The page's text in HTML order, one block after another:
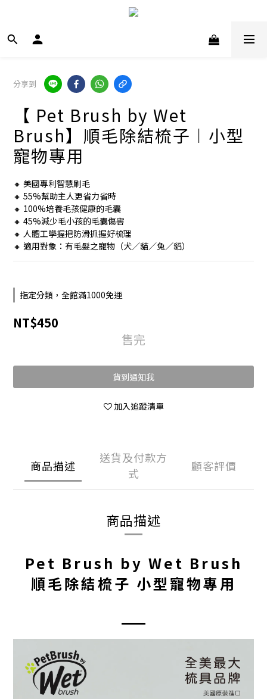
分享到
【 Pet Brush by Wet
Brush】順毛除結梳子︱小型
寵物專用
🔸 美國專利智慧刷毛
🔸 55%幫助主人更省力省時
🔸 100%培養毛孩健康的毛囊
🔸 45%減少毛小孩的毛囊傷害
🔸 人體工學握把防滑抓握好梳理
🔸 適用對象：有毛髮之寵物（犬／貓／兔／貂）
指定分類，全館滿1000免運
NT$450
售完
貨到通知我
加入追蹤清單
商品描述
送貨及付款方
式
顧客評價
商品描述
Pet Brush by Wet Brush
順毛除結梳子 小型寵物專用